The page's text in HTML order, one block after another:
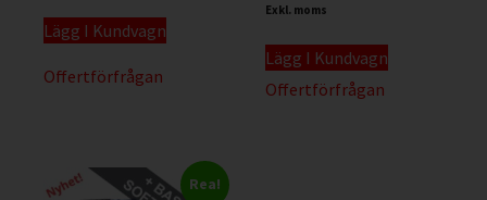
Lägg I Kundvagn
Offertförfrågan
Exkl. moms
Lägg I Kundvagn
Offertförfrågan
Rea!